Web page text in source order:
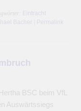
Eintracht
Bacher Permalink
BSC beim VfL
Auswärtssiegs